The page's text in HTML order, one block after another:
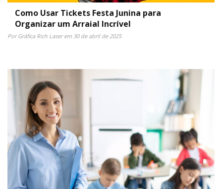
Como Usar Tickets Festa Junina para
Organizar um Arraial Incrível
Por Gráfica Rich Laser em 30 de abril de 2025